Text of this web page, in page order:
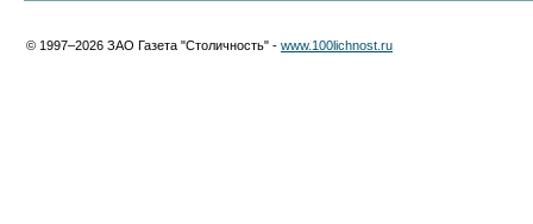
© 1997–2026 ЗАО Газета "Столичность" - www.100lichnost.ru